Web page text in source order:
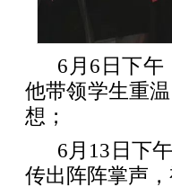
6月6日下
他带领学生重
想；
6月13日下
传出阵阵掌声